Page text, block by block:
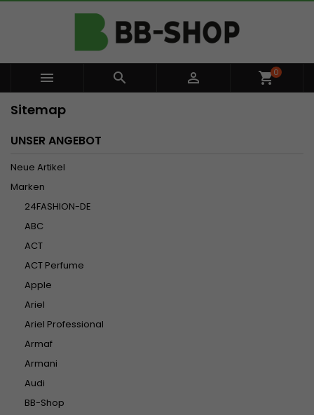
   shopping_cart0
Sitemap
UNSER ANGEBOT
Neue Artikel
Marken
24FASHION-DE
ABC
ACT
ACT Perfume
Apple
Ariel
Ariel Professional
Armaf
Armani
Audi
BB-Shop